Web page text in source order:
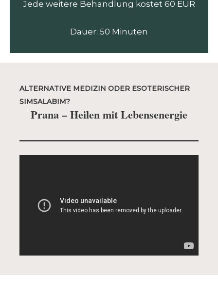
Jede weitere Behandlung kostet 60 EUR
Dauer: 50 Minuten
ALTERNATIVE MEDIZIN ODER ESOTERISCHER
SIMSALABIM?
Prana – Heilen mit Lebensenergie